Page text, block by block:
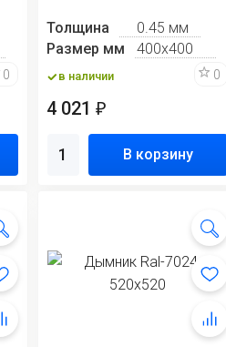
0
Толщина
0.45 мм
Размер мм
400х400
в наличии 0
4 021₽
В корзину